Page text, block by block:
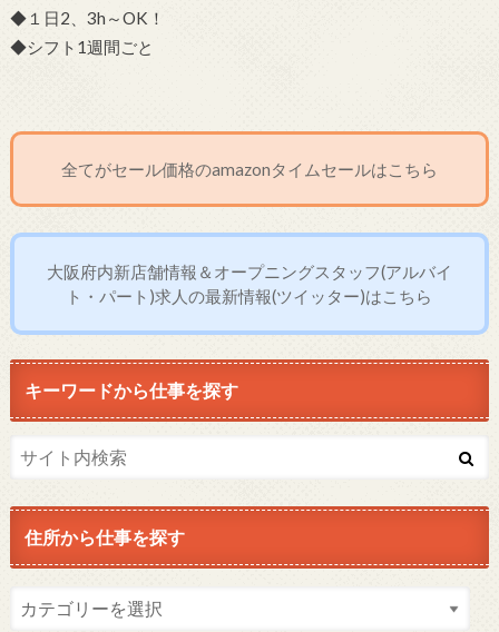
◆１日2、3h～OK！
◆シフト1週間ごと
全てがセール価格のamazonタイムセールはこちら
大阪府内新店舗情報＆オープニングスタッフ(アルバイ
ト・パート)求人の最新情報(ツイッター)はこちら
キーワードから仕事を探す
住所から仕事を探す